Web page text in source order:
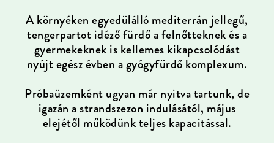
A környéken egyedülálló mediterrán jellegű,
tengerpartot idéző fürdő a felnőtteknek és a
gyermekeknek is kellemes kikapcsolódást
nyújt egész évben a gyógyfürdő komplexum.
Próbaüzemként ugyan már nyitva tartunk, de
igazán a strandszezon indulásától, május
elejétől működünk teljes kapacitással.